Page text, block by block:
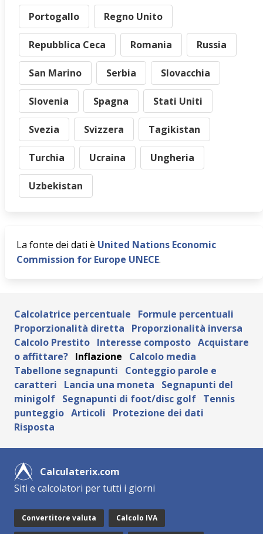
Portogallo Regno Unito
Repubblica Ceca Romania Russia
San Marino Serbia Slovacchia
Slovenia Spagna Stati Uniti
Svezia Svizzera Tagikistan
Turchia Ucraina Ungheria
Uzbekistan
La fonte dei dati è United Nations Economic
Commission for Europe UNECE.
Calcolatrice percentuale
Formule percentuali
Proporzionalità diretta
Proporzionalità inversa
Calcolo Prestito Interesse composto Acquistare
o affittare? Inflazione
Calcolo media
Tabellone segnapunti
Conteggio parole e
caratteri
Lancia una moneta
Segnapunti del
minigolf Segnapunti di foot/disc golf Tennis
punteggio Articoli
Protezione dei dati
Risposta
Calculaterix.com
Siti e calcolatori per tutti i giorni
Convertitore valuta Calcolo IVA